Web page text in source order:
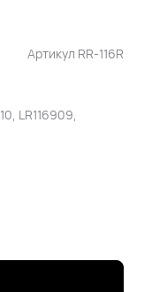
Артикул RR-116R
LR116909,